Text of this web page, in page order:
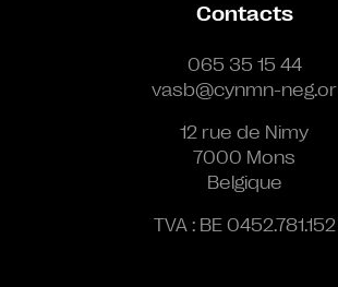
Contacts
065 35 15 44
vasb@cynmn-neg.or
12 rue de Nimy
7000 Mons
Belgique
TVA : BE 0452.781.152